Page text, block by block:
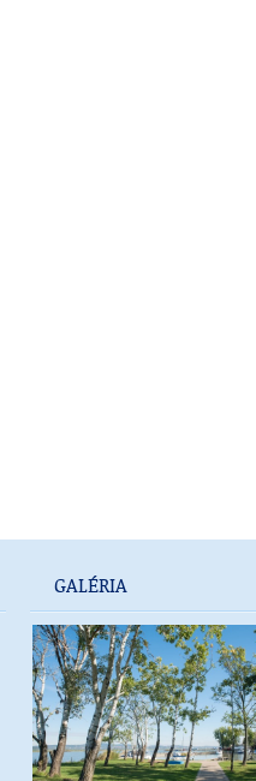
GALÉRIA